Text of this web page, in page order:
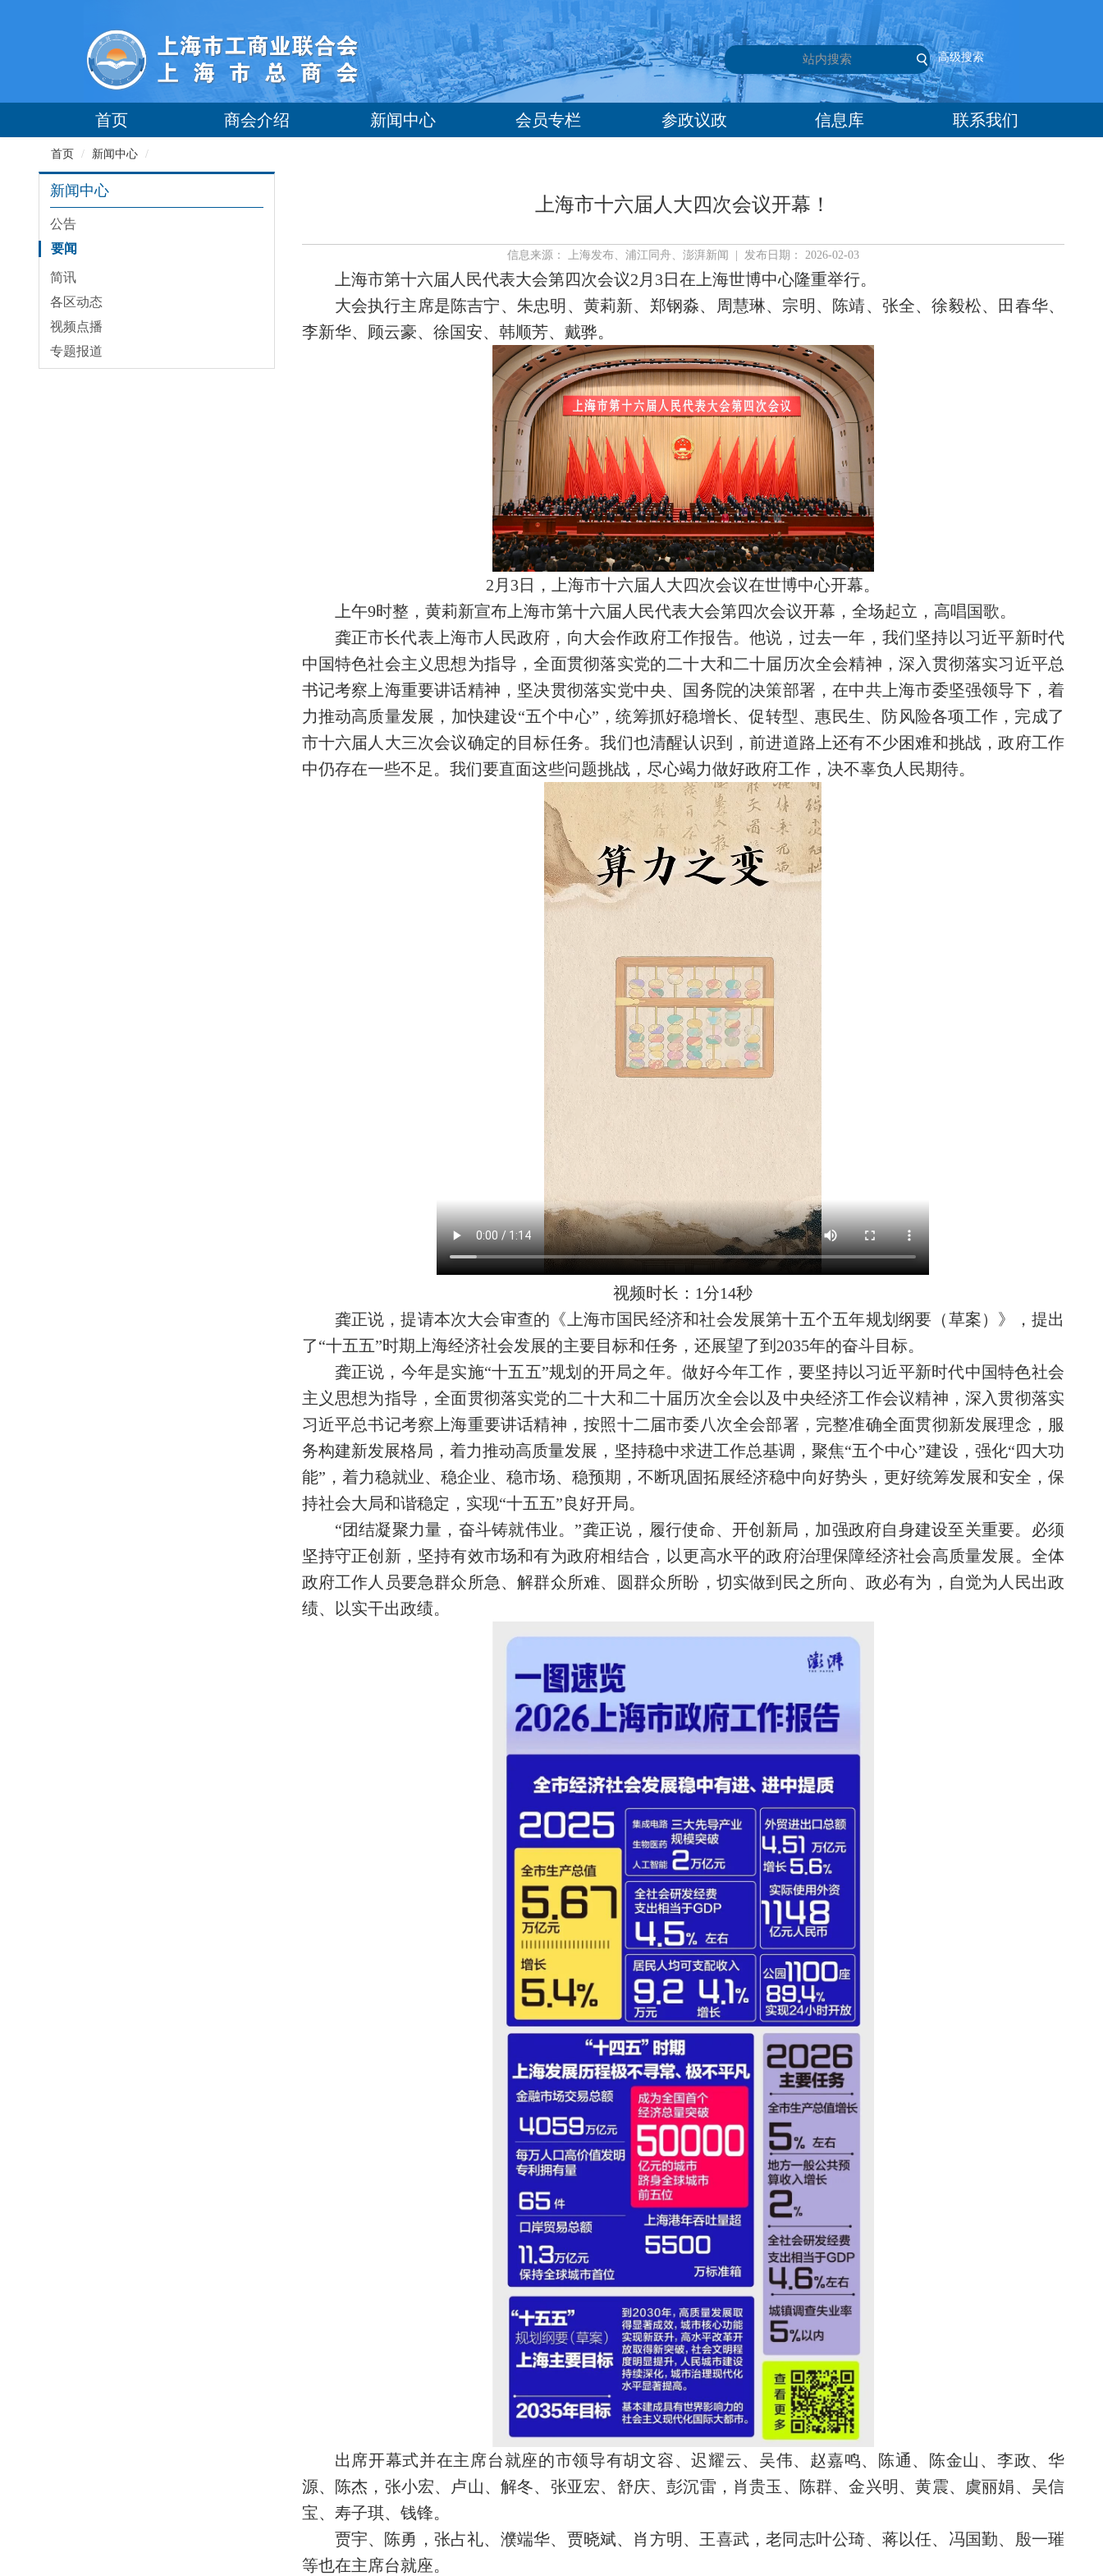
高级搜索
首页 商会介绍 新闻中心 会员专栏 参政议政 信息库 联系我们
首页 / 新闻中心 /
新闻中心
公告
要闻
简讯
各区动态
视频点播
专题报道
上海市十六届人大四次会议开幕！
信息来源： 上海发布、浦江同舟、澎湃新闻 | 发布日期： 2026-02-03
上海市第十六届人民代表大会第四次会议2月3日在上海世博中心隆重举行。
大会执行主席是陈吉宁、朱忠明、黄莉新、郑钢淼、周慧琳、宗明、陈靖、张全、徐毅松、田春华、
李新华、顾云豪、徐国安、韩顺芳、戴骅。
2月3日，上海市十六届人大四次会议在世博中心开幕。
上午9时整，黄莉新宣布上海市第十六届人民代表大会第四次会议开幕，全场起立，高唱国歌。
龚正市长代表上海市人民政府，向大会作政府工作报告。他说，过去一年，我们坚持以习近平新时代
中国特色社会主义思想为指导，全面贯彻落实党的二十大和二十届历次全会精神，深入贯彻落实习近平总
书记考察上海重要讲话精神，坚决贯彻落实党中央、国务院的决策部署，在中共上海市委坚强领导下，着
力推动高质量发展，加快建设“五个中心”，统筹抓好稳增长、促转型、惠民生、防风险各项工作，完成了
市十六届人大三次会议确定的目标任务。我们也清醒认识到，前进道路上还有不少困难和挑战，政府工作
中仍存在一些不足。我们要直面这些问题挑战，尽心竭力做好政府工作，决不辜负人民期待。
视频时长：1分14秒
龚正说，提请本次大会审查的《上海市国民经济和社会发展第十五个五年规划纲要（草案）》，提出
了“十五五”时期上海经济社会发展的主要目标和任务，还展望了到2035年的奋斗目标。
龚正说，今年是实施“十五五”规划的开局之年。做好今年工作，要坚持以习近平新时代中国特色社会
主义思想为指导，全面贯彻落实党的二十大和二十届历次全会以及中央经济工作会议精神，深入贯彻落实
习近平总书记考察上海重要讲话精神，按照十二届市委八次全会部署，完整准确全面贯彻新发展理念，服
务构建新发展格局，着力推动高质量发展，坚持稳中求进工作总基调，聚焦“五个中心”建设，强化“四大功
能”，着力稳就业、稳企业、稳市场、稳预期，不断巩固拓展经济稳中向好势头，更好统筹发展和安全，保
持社会大局和谐稳定，实现“十五五”良好开局。
“团结凝聚力量，奋斗铸就伟业。”龚正说，履行使命、开创新局，加强政府自身建设至关重要。必须
坚持守正创新，坚持有效市场和有为政府相结合，以更高水平的政府治理保障经济社会高质量发展。全体
政府工作人员要急群众所急、解群众所难、圆群众所盼，切实做到民之所向、政必有为，自觉为人民出政
绩、以实干出政绩。
出席开幕式并在主席台就座的市领导有胡文容、迟耀云、吴伟、赵嘉鸣、陈通、陈金山、李政、华
源、陈杰，张小宏、卢山、解冬、张亚宏、舒庆、彭沉雷，肖贵玉、陈群、金兴明、黄震、虞丽娟、吴信
宝、寿子琪、钱锋。
贾宇、陈勇，张占礼、濮端华、贾晓斌、肖方明、王喜武，老同志叶公琦、蒋以任、冯国勤、殷一璀
等也在主席台就座。